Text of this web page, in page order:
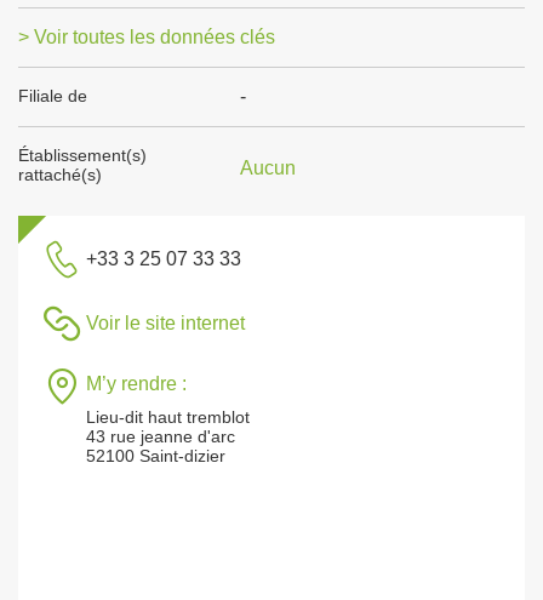
> Voir toutes les données clés
Filiale de -
Établissement(s)
rattaché(s)
Aucun
+33 3 25 07 33 33
Voir le site internet
M’y rendre :
Lieu-dit haut tremblot
43 rue jeanne d'arc
52100 Saint-dizier